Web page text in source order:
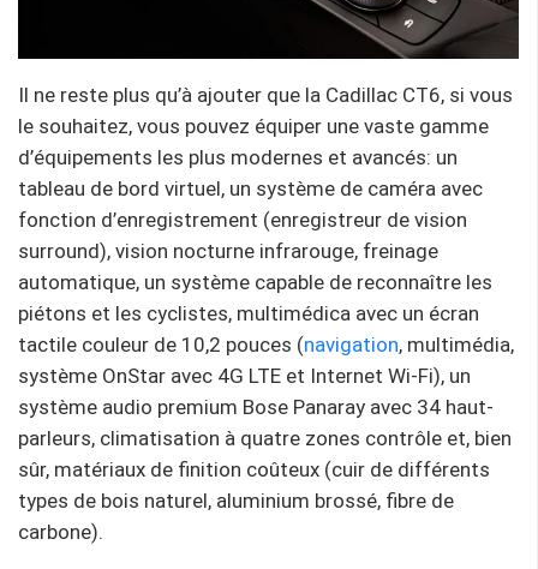
Il ne reste plus qu’à ajouter que la Cadillac CT6, si vous
le souhaitez, vous pouvez équiper une vaste gamme
d’équipements les plus modernes et avancés: un
tableau de bord virtuel, un système de caméra avec
fonction d’enregistrement (enregistreur de vision
surround), vision nocturne infrarouge, freinage
automatique, un système capable de reconnaître les
piétons et les cyclistes, multimédica avec un écran
tactile couleur de 10,2 pouces (navigation, multimédia,
système OnStar avec 4G LTE et Internet Wi-Fi), un
système audio premium Bose Panaray avec 34 haut-
parleurs, climatisation à quatre zones contrôle et, bien
sûr, matériaux de finition coûteux (cuir de différents
types de bois naturel, aluminium brossé, fibre de
carbone).